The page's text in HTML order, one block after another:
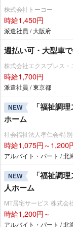
株式会社トーコー
時給1,450円
派遣社員 / 大阪府
週払い可・大型車
株式会社エクスプレス・
時給1,700円
派遣社員 / 東京都
NEW
「福祉調
ホーム
社会福祉法人孝仁会/特
時給1,075円～1,200
アルバイト・パート / 北
NEW
「福祉調
人ホーム
MT居宅サービス 株式会
時給1,200円～
アルバイト・パート / 北